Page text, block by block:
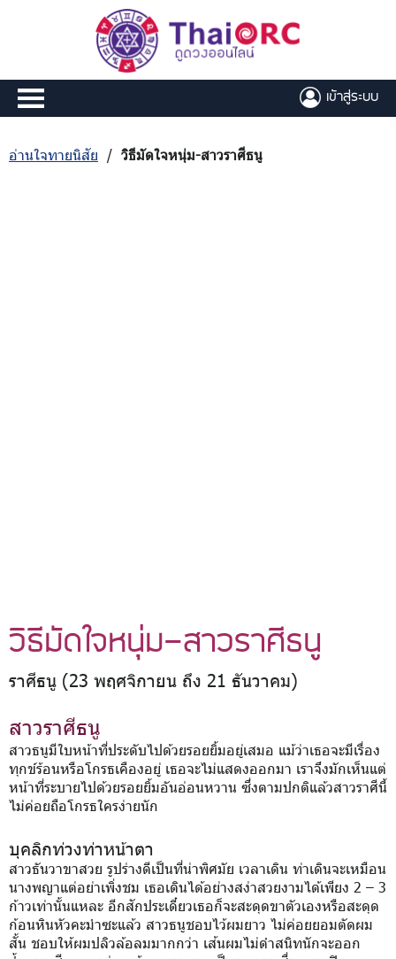
เข้าสู่ระบบ
อ่านใจทายนิสัย / วิธีมัดใจหนุ่ม-สาวราศีธนู
วิธีมัดใจหนุ่ม-สาวราศีธนู
ราศีธนู (23 พฤศจิกายน ถึง 21 ธันวาคม)
สาวราศีธนู
สาวธนูมีใบหน้าที่ประดับไปด้วยรอยยิ้มอยู่เสมอ แม้ว่าเธอจะมีเรื่อง
ทุกข์ร้อนหรือโกรธเคืองอยู่ เธอจะไม่แสดงออกมา เราจึงมักเห็นแต่
หน้าที่ระบายไปด้วยรอยยิ้มอันอ่อนหวาน ซึ่งตามปกติแล้วสาวราศีนี้
ไม่ค่อยถือโกรธใครง่ายนัก
บุคลิกท่วงท่าหน้าตา
สาวธันวาขาสวย รูปร่างดีเป็นที่น่าพิศมัย เวลาเดิน ท่าเดินจะเหมือน
นางพญาแต่อย่าเพิ่งชม เธอเดินได้อย่างสง่าสวยงามได้เพียง 2 – 3
ก้าวเท่านั้นแหละ อีกสักประเดี๋ยวเธอก็จะสะดุดขาตัวเองหรือสะดุด
ก้อนหินหัวคะมำซะแล้ว สาวธนูชอบไว้ผมยาว ไม่ค่อยยอมตัดผม
สั้น ชอบให้ผมปลิวล้อลมมากกว่า เส้นผมไม่ดำสนิทนักจะออก